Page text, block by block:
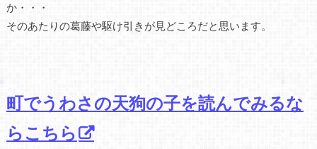
か・・・
そのあたりの葛藤や駆け引きが見どころだと思います。
町でうわさの天狗の子を読んでみるな
らこちら